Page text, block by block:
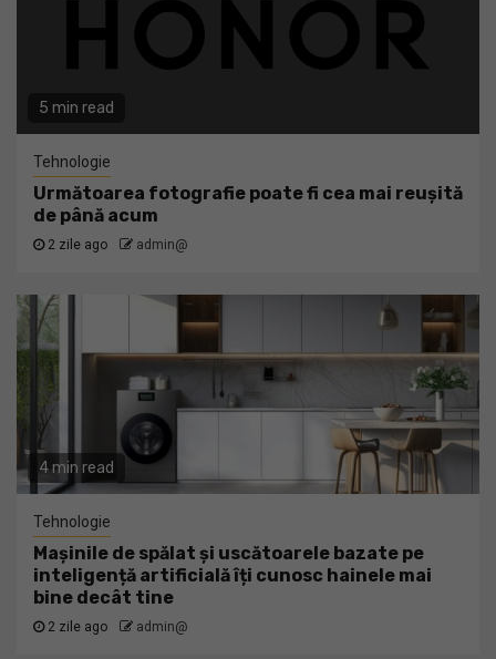
5 min read
Tehnologie
Următoarea fotografie poate fi cea mai reușită
de până acum
2 zile ago admin@
4 min read
Tehnologie
Mașinile de spălat și uscătoarele bazate pe
inteligență artificială îți cunosc hainele mai
bine decât tine
2 zile ago admin@